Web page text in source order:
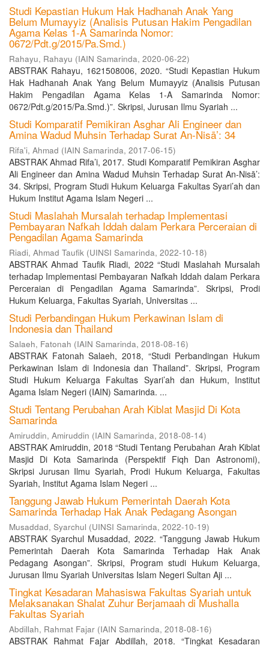
Studi Kepastian Hukum Hak Hadhanah Anak Yang
Belum Mumayyiz (Analisis Putusan Hakim Pengadilan
Agama Kelas 1-A Samarinda Nomor:
0672/Pdt.g/2015/Pa.Smd.)
Rahayu, Rahayu (IAIN Samarinda, 2020-06-22)
ABSTRAK Rahayu, 1621508006, 2020. “Studi Kepastian Hukum
Hak Hadhanah Anak Yang Belum Mumayyiz (Analisis Putusan
Hakim Pengadilan Agama Kelas 1-A Samarinda Nomor:
0672/Pdt.g/2015/Pa.Smd.)”. Skripsi, Jurusan Ilmu Syariah ...
Studi Komparatif Pemikiran Asghar Ali Engineer dan
Amina Wadud Muhsin Terhadap Surat An-Nisā’: 34
Rifa'i, Ahmad (IAIN Samarinda, 2017-06-15)
ABSTRAK Ahmad Rifa’i, 2017. Studi Komparatif Pemikiran Asghar
Ali Engineer dan Amina Wadud Muhsin Terhadap Surat An-Nisā’:
34. Skripsi, Program Studi Hukum Keluarga Fakultas Syari’ah dan
Hukum Institut Agama Islam Negeri ...
Studi Maslahah Mursalah terhadap Implementasi
Pembayaran Nafkah Iddah dalam Perkara Perceraian di
Pengadilan Agama Samarinda
Riadi, Ahmad Taufik (UINSI Samarinda, 2022-10-18)
ABSTRAK Ahmad Taufik Riadi, 2022 “Studi Maslahah Mursalah
terhadap Implementasi Pembayaran Nafkah Iddah dalam Perkara
Perceraian di Pengadilan Agama Samarinda”. Skripsi, Prodi
Hukum Keluarga, Fakultas Syariah, Universitas ...
Studi Perbandingan Hukum Perkawinan Islam di
Indonesia dan Thailand
Salaeh, Fatonah (IAIN Samarinda, 2018-08-16)
ABSTRAK Fatonah Salaeh, 2018, “Studi Perbandingan Hukum
Perkawinan Islam di Indonesia dan Thailand”. Skripsi, Program
Studi Hukum Keluarga Fakultas Syari’ah dan Hukum, Institut
Agama Islam Negeri (IAIN) Samarinda. ...
Studi Tentang Perubahan Arah Kiblat Masjid Di Kota
Samarinda
Amiruddin, Amiruddin (IAIN Samarinda, 2018-08-14)
ABSTRAK Amiruddin, 2018 “Studi Tentang Perubahan Arah Kiblat
Masjid Di Kota Samarinda (Perspektif Fiqh Dan Astronomi),
Skripsi Jurusan Ilmu Syariah, Prodi Hukum Keluarga, Fakultas
Syariah, Institut Agama Islam Negeri ...
Tanggung Jawab Hukum Pemerintah Daerah Kota
Samarinda Terhadap Hak Anak Pedagang Asongan
Musaddad, Syarchul (UINSI Samarinda, 2022-10-19)
ABSTRAK Syarchul Musaddad, 2022. “Tanggung Jawab Hukum
Pemerintah Daerah Kota Samarinda Terhadap Hak Anak
Pedagang Asongan”. Skripsi, Program studi Hukum Keluarga,
Jurusan Ilmu Syariah Universitas Islam Negeri Sultan Aji ...
Tingkat Kesadaran Mahasiswa Fakultas Syariah untuk
Melaksanakan Shalat Zuhur Berjamaah di Mushalla
Fakultas Syariah
Abdillah, Rahmat Fajar (IAIN Samarinda, 2018-08-16)
ABSTRAK Rahmat Fajar Abdillah, 2018. “Tingkat Kesadaran